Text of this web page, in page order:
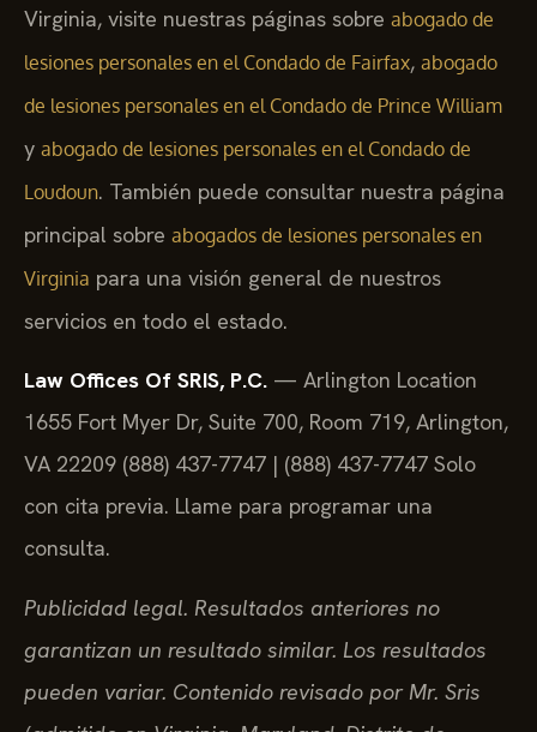
Virginia, visite nuestras páginas sobre
abogado de
lesiones personales en el Condado de Fairfax ,
abogado
de lesiones personales en el Condado de Prince William
y
abogado de lesiones personales en el Condado de
. También puede consultar nuestra página
principal sobre
abogados de lesiones personales en
Virginia
para una visión general de nuestros
servicios en todo el estado.
Law Offices Of SRIS, P.C. — Arlington Location
1655 Fort Myer Dr, Suite 700, Room 719, Arlington,
VA 22209 (888) 437-7747 | (888) 437-7747 Solo
con cita previa. Llame para programar una
consulta.
Publicidad legal. Resultados anteriores no
garantizan un resultado similar. Los resultados
pueden variar. Contenido revisado por Mr. Sris